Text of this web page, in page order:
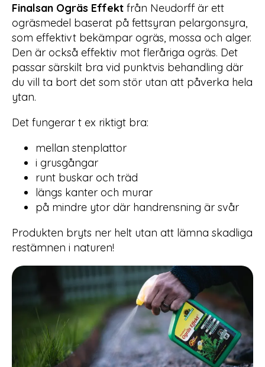
Finalsan Ogräs Effekt från Neudorff är ett
ogräsmedel baserat på fettsyran pelargonsyra,
som effektivt bekämpar ogräs, mossa och alger.
Den är också effektiv mot fleråriga ogräs. Det
passar särskilt bra vid punktvis behandling där
du vill ta bort det som stör utan att påverka hela
ytan.
Det fungerar t ex riktigt bra:
mellan stenplattor
i grusgångar
runt buskar och träd
längs kanter och murar
på mindre ytor där handrensning är svår
Produkten bryts ner helt utan att lämna skadliga
restämnen i naturen!